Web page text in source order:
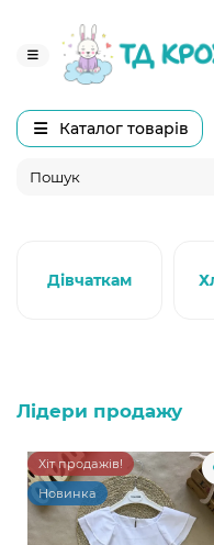
Каталог товарів
Дівчаткам
Лідери продажу
Хіт продажів!
Новинка